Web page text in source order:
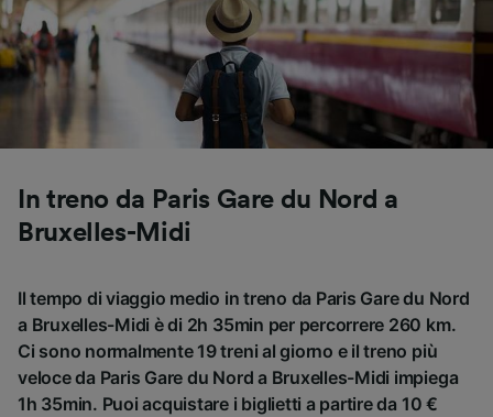
In treno da Paris Gare du Nord a
Bruxelles-Midi
Il tempo di viaggio medio in treno da Paris Gare du Nord
a Bruxelles-Midi è di 2h 35min per percorrere 260 km.
Ci sono normalmente 19 treni al giorno e il treno più
veloce da Paris Gare du Nord a Bruxelles-Midi impiega
1h 35min. Puoi acquistare i biglietti a partire da 10 €